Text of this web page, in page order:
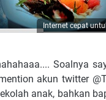
Internet cepat
Soalnya
akun twitter
anak, bahkan